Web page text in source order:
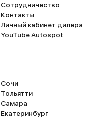
Сотрудничество
Контакты
Личный кабинет дилера
YouTube Autospot
Сочи
Тольятти
Самара
Екатеринбург